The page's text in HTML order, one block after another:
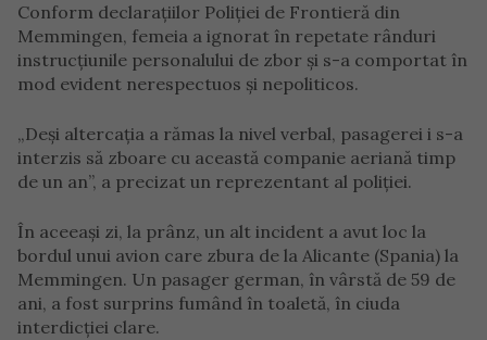
Conform declarațiilor Poliției de Frontieră din
Memmingen, femeia a ignorat în repetate rânduri
instrucțiunile personalului de zbor și s-a comportat în
mod evident nerespectuos și nepoliticos.
„Deși altercația a rămas la nivel verbal, pasagerei i s-a
interzis să zboare cu această companie aeriană timp
de un an”, a precizat un reprezentant al poliției.
În aceeași zi, la prânz, un alt incident a avut loc la
bordul unui avion care zbura de la Alicante (Spania) la
Memmingen. Un pasager german, în vârstă de 59 de
ani, a fost surprins fumând în toaletă, în ciuda
interdicției clare.